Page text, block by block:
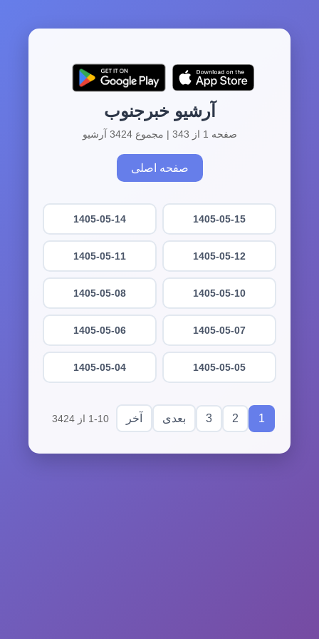
آرشیو خبرجنوب
صفحه 1 از 343 | مجموع 3424 آرشیو
صفحه اصلی
1405-05-15
1405-05-14
1405-05-12
1405-05-11
1405-05-10
1405-05-08
1405-05-07
1405-05-06
1405-05-05
1405-05-04
1
2
3 بعدی آخر 1-10 از 3424